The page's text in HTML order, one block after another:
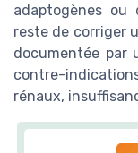
adaptogènes ou
reste de corriger
documentée par
contre-
rénaux,